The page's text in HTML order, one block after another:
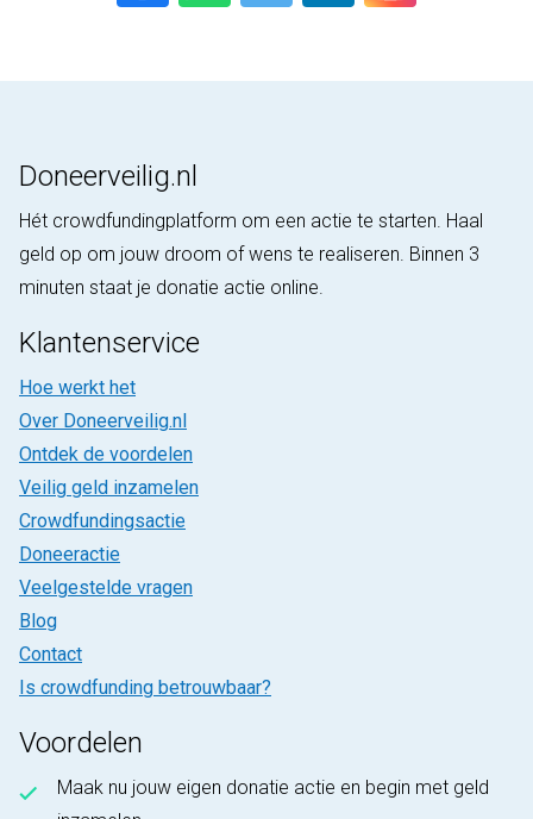
Doneerveilig.nl
Hét crowdfundingplatform om een actie te starten. Haal
geld op om jouw droom of wens te realiseren. Binnen 3
minuten staat je donatie actie online.
Klantenservice
Hoe werkt het
Over Doneerveilig.nl
Ontdek de voordelen
Veilig geld inzamelen
Crowdfundingsactie
Doneeractie
Veelgestelde vragen
Blog
Contact
Is crowdfunding betrouwbaar?
Voordelen
Maak nu jouw eigen donatie actie en begin met geld